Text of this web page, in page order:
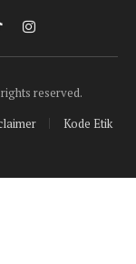
Instagram
reserved.
Kode Etik